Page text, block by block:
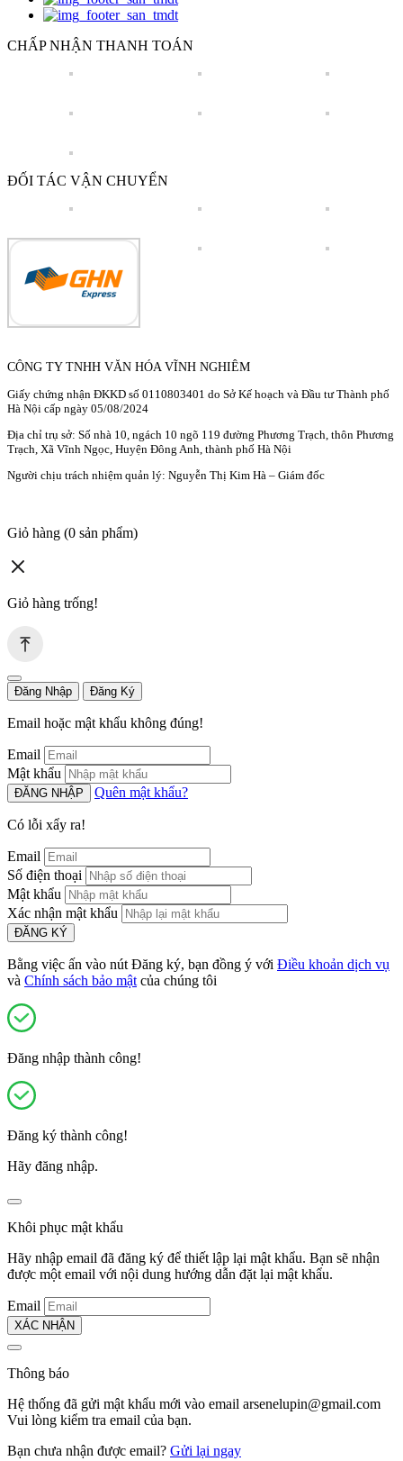
CHẤP NHẬN THANH TOÁN
ĐỐI TÁC VẬN CHUYỂN
CÔNG TY TNHH VĂN HÓA VĨNH NGHIÊM
Giấy chứng nhận ĐKKD số 0110803401 do Sở Kế hoạch và Đầu tư Thành phố
Hà Nội cấp ngày 05/08/2024
Địa chỉ trụ sở: Số nhà 10, ngách 10 ngõ 119 đường Phương Trạch, thôn Phương
Trạch, Xã Vĩnh Ngọc, Huyện Đông Anh, thành phố Hà Nội
Người chịu trách nhiệm quản lý: Nguyễn Thị Kim Hà – Giám đốc
Giỏ hàng (0 sản phẩm)
Giỏ hàng trống!
Đăng Nhập Đăng Ký
Email hoặc mật khẩu không đúng!
Email
Mật khẩu
ĐĂNG NHẬP Quên mật khẩu?
Có lỗi xẩy ra!
Email
Số điện thoại
Mật khẩu
Xác nhận mật khẩu
ĐĂNG KÝ
Bằng việc ấn vào nút Đăng ký, bạn đồng ý với Điều khoản dịch vụ
và Chính sách bảo mật của chúng tôi
Đăng nhập thành công!
Đăng ký thành công!
Hãy đăng nhập.
Khôi phục mật khẩu
Hãy nhập email đã đăng ký để thiết lập lại mật khẩu. Bạn sẽ nhận
được một email với nội dung hướng dẫn đặt lại mật khẩu.
Email
XÁC NHẬN
Thông báo
Hệ thống đã gửi mật khẩu mới vào email arsenelupin@gmail.com
Vui lòng kiểm tra email của bạn.
Bạn chưa nhận được email? Gửi lại ngay